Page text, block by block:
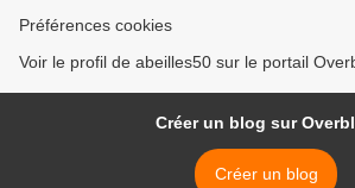
Préférences cookies
Voir le profil de abeilles50 sur le portail
Créer un blog sur
Créer un blog